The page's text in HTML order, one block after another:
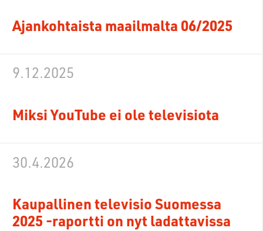
Ajankohtaista maailmalta 06/2025
Miksi YouTube ei ole televisiota
9.12.2025
Kaupallinen televisio Suomessa
2025 -raportti on nyt ladattavissa
30.4.2026